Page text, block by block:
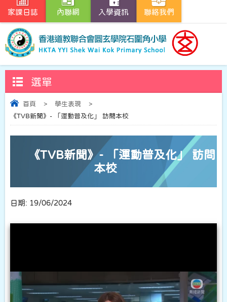
家課日誌 內聯網 入學資訊 聯絡我們
選單
首頁 > 學生表現
>
《TVB新聞》- 「運動普及化」 訪問本校
《TVB新聞》- 「運動普及化」 訪問
本校
日期: 19/06/2024